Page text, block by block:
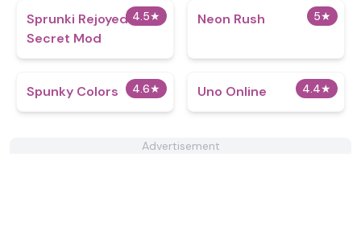
4.5★
Sprunki Rejoyed
Secret Mod
5★
Neon Rush
4.6★
Spunky Colors 4.4★
Uno Online
Advertisement